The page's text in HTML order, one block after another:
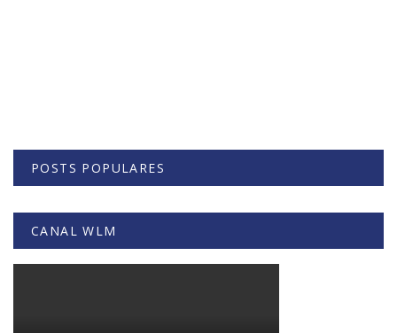
POSTS POPULARES
CANAL WLM